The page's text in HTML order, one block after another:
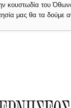
κουστωδία του
μας θα τα δούμε